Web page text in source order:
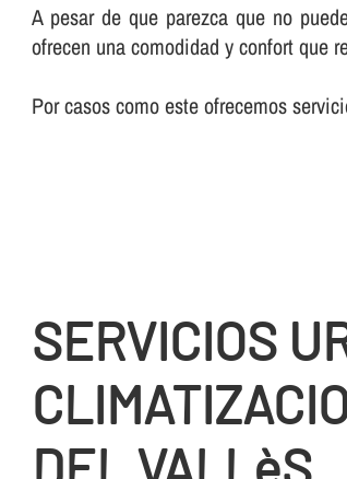
A pesar de que parezca que no
ofrecen una comodidad y confort que
Por casos como este ofrecemos
SERVICIOS